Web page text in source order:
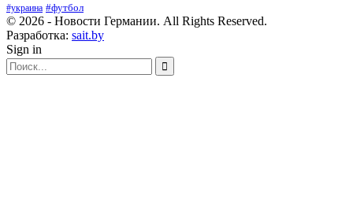
#украина #футбол
© 2026 - Новости Германии. All Rights Reserved.
Разработка: sait.by
Sign in